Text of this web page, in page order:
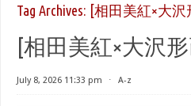
Tag Archives: [相田美紅×大
[相田美紅×大沢
July 8, 2026 11:33 pm ⋅ A-z